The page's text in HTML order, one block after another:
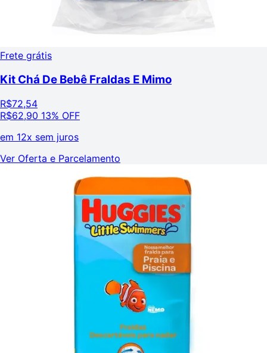
Frete grátis
Kit Chá De Bebê Fraldas E Mimo
R$72,54
R$62,90 13% OFF
em 12x sem juros
Ver Oferta e Parcelamento